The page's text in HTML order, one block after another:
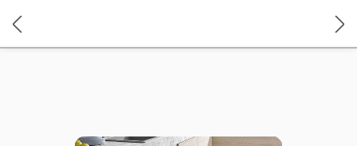
Produktgalerie überspringen